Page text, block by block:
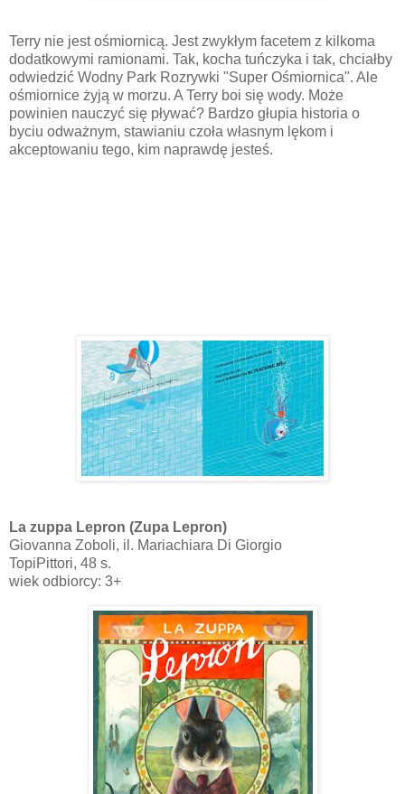
Terry nie jest ośmiornicą. Jest zwykłym facetem z kilkoma
dodatkowymi ramionami. Tak, kocha tuńczyka i tak, chciałby
odwiedzić Wodny Park Rozrywki "Super Ośmiornica". Ale
ośmiornice żyją w morzu. A Terry boi się wody. Może
powinien nauczyć się pływać? Bardzo głupia historia o
byciu odważnym, stawianiu czoła własnym lękom i
akceptowaniu tego, kim naprawdę jesteś.
La zuppa Lepron (Zupa Lepron)
Giovanna Zoboli, il. Mariachiara Di Giorgio
TopiPittori, 48 s.
wiek odbiorcy: 3+